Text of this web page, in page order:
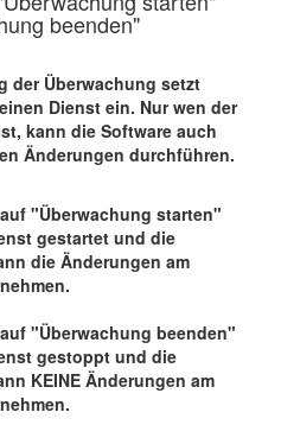
beenden"
der Überwachung setzt
Dienst ein. Nur wen der
kann die Software auch
Änderungen durchführen.
"Überwachung starten"
gestartet und die
die Änderungen am
"Überwachung beenden"
gestoppt und die
KEINE Änderungen am